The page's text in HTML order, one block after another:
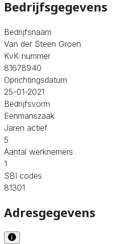
Bedrijfsgegevens
Bedrijfsnaam
Van der Steen Groen
KvK nummer
81678940
Oprichtingsdatum
25-01-2021
Bedrijfsvorm
Eenmanszaak
Jaren actief
5
Aantal werknemers
1
SBI codes
81301
Adresgegevens